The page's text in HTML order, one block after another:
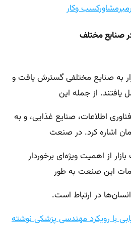
وکار
به صنایع مختلفی گسترش یافت و
یافتند. از جمله این
اطلاعات، صنایع غذایی، و به
اشاره کرد. در صنعت
از اهمیت ویژه‌ای برخوردار
این صنعت به طور
در ارتباط است.
با رویکرد مهندسی پزشکی نوشته